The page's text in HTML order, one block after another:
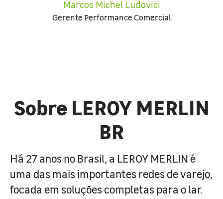
Marcos Michel Ludovici
Gerente Performance Comercial
Sobre LEROY MERLIN
BR
Há 27 anos no Brasil, a LEROY MERLIN é
uma das mais importantes redes de varejo,
focada em soluções completas para o lar.